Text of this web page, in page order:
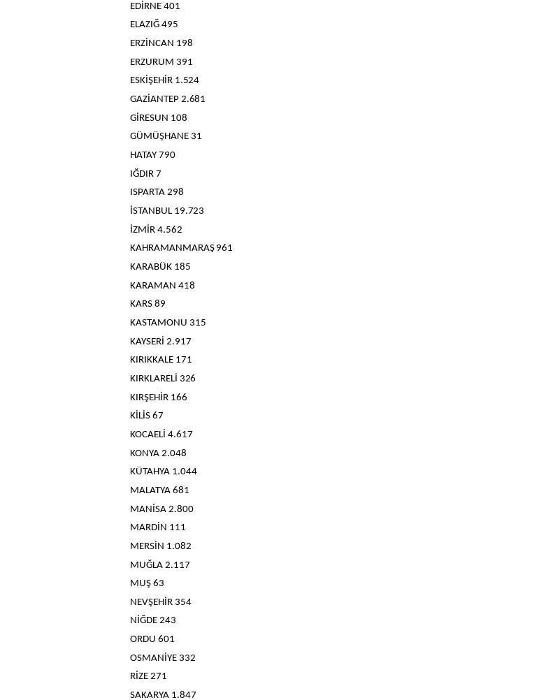
EDİRNE 401
ELAZIĞ 495
ERZİNCAN 198
ERZURUM 391
ESKİŞEHİR 1.524
GAZİANTEP 2.681
GİRESUN 108
GÜMÜŞHANE 31
HATAY 790
IĞDIR 7
ISPARTA 298
İSTANBUL 19.723
İZMİR 4.562
KAHRAMANMARAŞ 961
KARABÜK 185
KARAMAN 418
KARS 89
KASTAMONU 315
KAYSERİ 2.917
KIRIKKALE 171
KIRKLARELİ 326
KIRŞEHİR 166
KİLİS 67
KOCAELİ 4.617
KONYA 2.048
KÜTAHYA 1.044
MALATYA 681
MANİSA 2.800
MARDİN 111
MERSİN 1.082
MUĞLA 2.117
MUŞ 63
NEVŞEHİR 354
NİĞDE 243
ORDU 601
OSMANİYE 332
RİZE 271
SAKARYA 1.847